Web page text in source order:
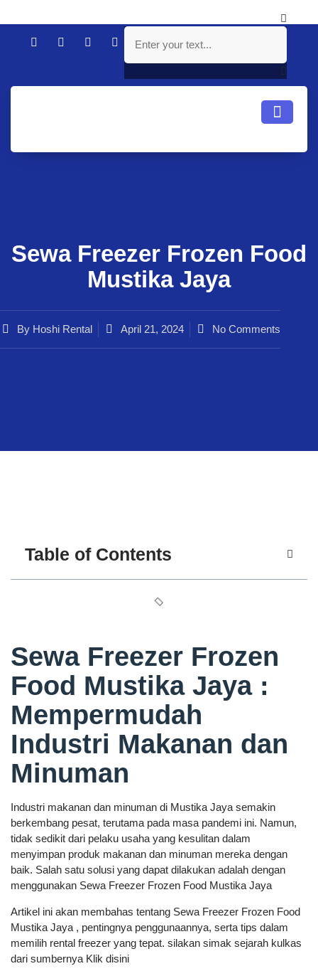
Sewa Freezer Frozen Food
Mustika Jaya
By Hoshi Rental April 21, 2024 No Comments
Table of Contents
Sewa Freezer Frozen
Food Mustika Jaya :
Mempermudah
Industri Makanan dan
Minuman
Industri makanan dan minuman di Mustika Jaya semakin
berkembang pesat, terutama pada masa pandemi ini. Namun,
tidak sedikit dari pelaku usaha yang kesulitan dalam
menyimpan produk makanan dan minuman mereka dengan
baik. Salah satu solusi yang dapat dilakukan adalah dengan
menggunakan Sewa Freezer Frozen Food Mustika Jaya
Artikel ini akan membahas tentang Sewa Freezer Frozen Food
Mustika Jaya , pentingnya penggunaannya, serta tips dalam
memilih rental freezer yang tepat. silakan simak sejarah kulkas
dari sumbernya Klik disini